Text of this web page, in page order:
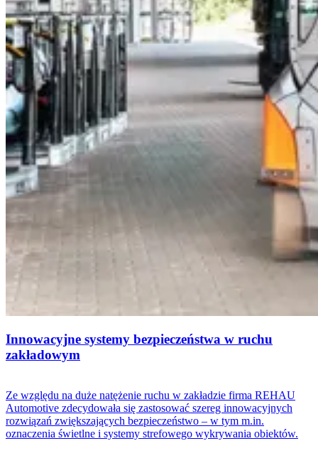
Innowacyjne systemy bezpieczeństwa w ruchu
zakładowym
Ze względu na duże natężenie ruchu w zakładzie firma REHAU
Automotive zdecydowała się zastosować szereg innowacyjnych
rozwiązań zwiększających bezpieczeństwo – w tym m.in.
oznaczenia świetlne i systemy strefowego wykrywania obiektów.